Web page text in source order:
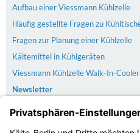
Aufbau einer Viessmann Kühlzelle
Häufig gestellte Fragen zu
Fragen zur Planung einer Kühlzelle
Kältemittel in Kühlgeräten
Viessmann Kühlzelle Walk-In-Cooler
Newsletter
Versand
Der Versand erfolgt kostenlos &